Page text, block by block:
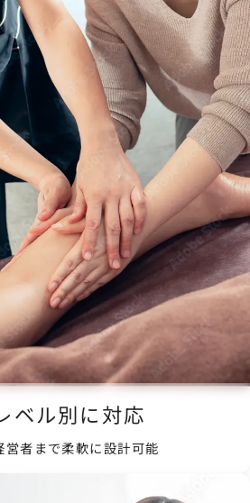
ベル別に対応
営者まで柔軟に設計可能